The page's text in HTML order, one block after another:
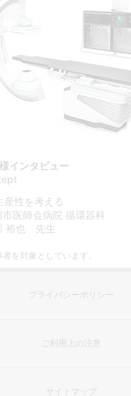
インタビュー
産性を考える
市医師会病院 循環器科
裕也 先生
プライバシーポリシー
ご利用上の注意
サイトマップ
を対象としています。